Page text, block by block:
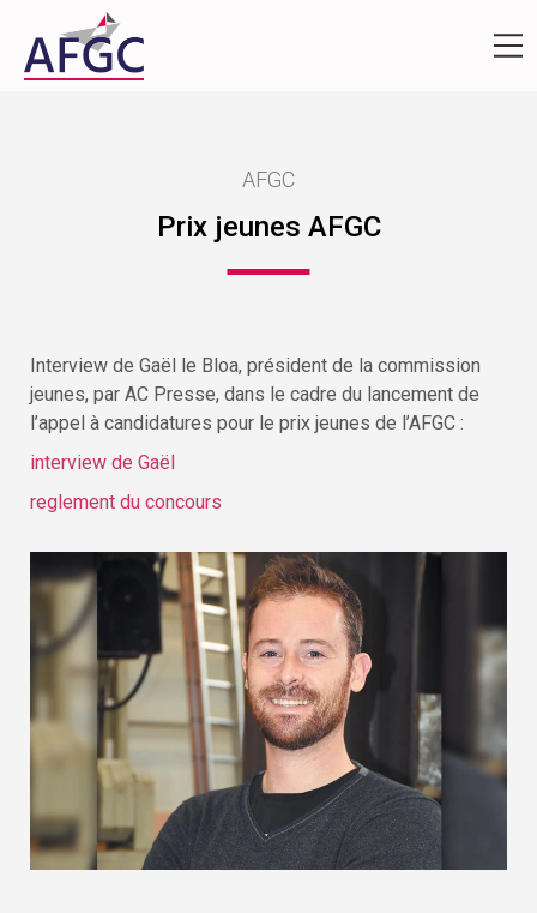
AFGC
Prix jeunes AFGC
Interview de Gaël le Bloa, président de la commission
jeunes, par AC Presse, dans le cadre du lancement de
l’appel à candidatures pour le prix jeunes de l’AFGC :
interview de Gaël
reglement du concours